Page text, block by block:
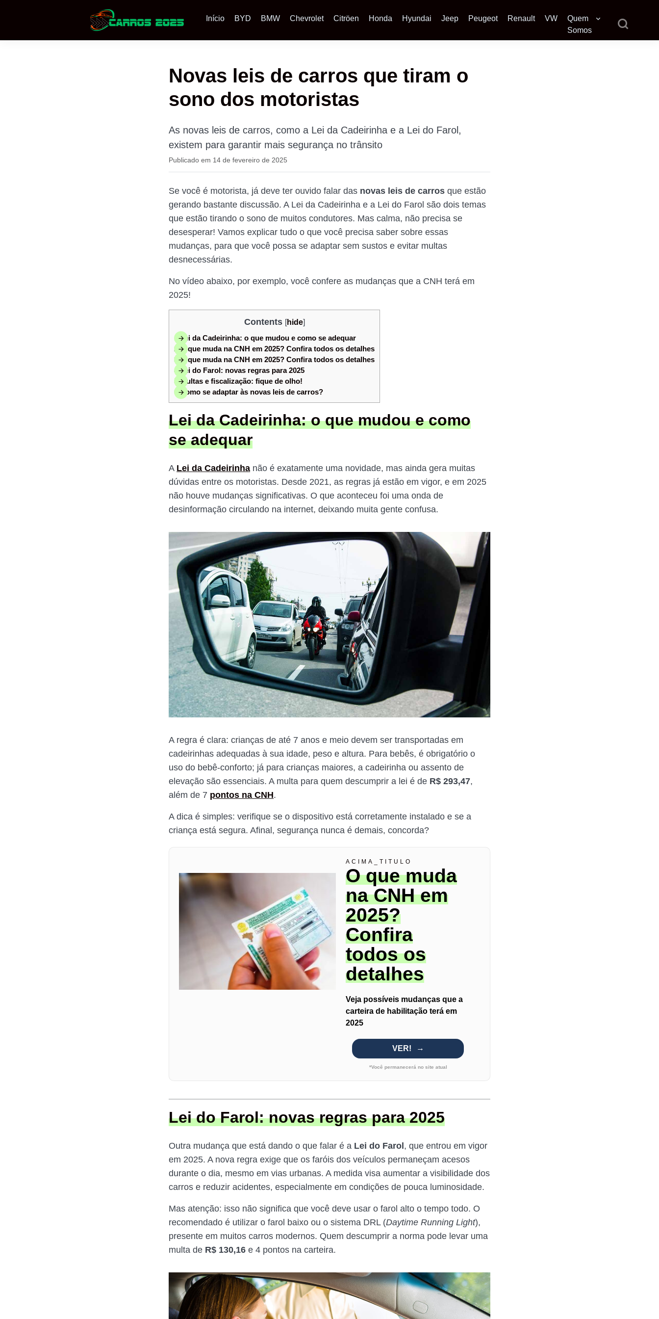
Início BYD BMW Chevrolet Citröen Honda Hyundai Jeep Peugeot Renault VW
Quem
Somos
Novas leis de carros que tiram o
sono dos motoristas
As novas leis de carros, como a Lei da Cadeirinha e a Lei do Farol,
existem para garantir mais segurança no trânsito
Publicado em 14 de fevereiro de 2025
Se você é motorista, já deve ter ouvido falar das novas leis de carros que estão
gerando bastante discussão. A Lei da Cadeirinha e a Lei do Farol são dois temas
que estão tirando o sono de muitos condutores. Mas calma, não precisa se
desesperar! Vamos explicar tudo o que você precisa saber sobre essas
mudanças, para que você possa se adaptar sem sustos e evitar multas
desnecessárias.
No vídeo abaixo, por exemplo, você confere as mudanças que a CNH terá em
2025!
Contents [hide]
1 Lei da Cadeirinha: o que mudou e como se adequar
2 O que muda na CNH em 2025? Confira todos os detalhes
3 O que muda na CNH em 2025? Confira todos os detalhes
4 Lei do Farol: novas regras para 2025
5 Multas e fiscalização: fique de olho!
6 Como se adaptar às novas leis de carros?
Lei da Cadeirinha: o que mudou e como
se adequar
A Lei da Cadeirinha não é exatamente uma novidade, mas ainda gera muitas
dúvidas entre os motoristas. Desde 2021, as regras já estão em vigor, e em 2025
não houve mudanças significativas. O que aconteceu foi uma onda de
desinformação circulando na internet, deixando muita gente confusa.
A regra é clara: crianças de até 7 anos e meio devem ser transportadas em
cadeirinhas adequadas à sua idade, peso e altura. Para bebês, é obrigatório o
uso do bebê-conforto; já para crianças maiores, a cadeirinha ou assento de
elevação são essenciais. A multa para quem descumprir a lei é de R$ 293,47,
além de 7 pontos na CNH.
A dica é simples: verifique se o dispositivo está corretamente instalado e se a
criança está segura. Afinal, segurança nunca é demais, concorda?
ACIMA_TITULO
O que muda
na CNH em
2025?
Confira
todos os
detalhes
Veja possíveis mudanças que a
carteira de habilitação terá em
2025
VER!
*Você permanecerá no site atual
Lei do Farol: novas regras para 2025
Outra mudança que está dando o que falar é a Lei do Farol , que entrou em vigor
em 2025. A nova regra exige que os faróis dos veículos permaneçam acesos
durante o dia, mesmo em vias urbanas. A medida visa aumentar a visibilidade dos
carros e reduzir acidentes, especialmente em condições de pouca luminosidade.
Mas atenção: isso não significa que você deve usar o farol alto o tempo todo. O
recomendado é utilizar o farol baixo ou o sistema DRL (Daytime Running Light),
presente em muitos carros modernos. Quem descumprir a norma pode levar uma
multa de R$ 130,16 e 4 pontos na carteira.